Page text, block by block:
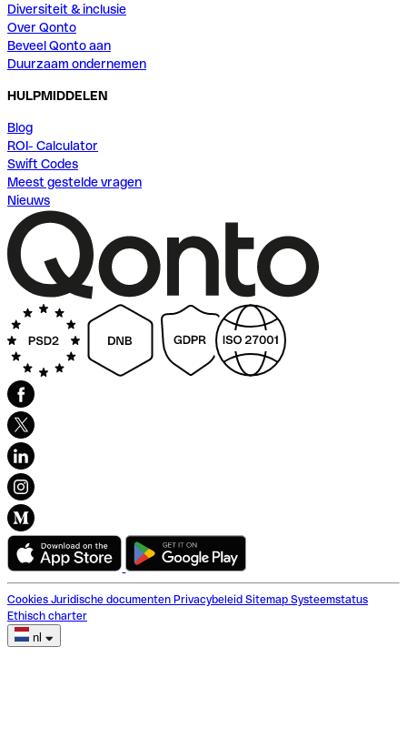
Diversiteit & inclusie
Over Qonto
Beveel Qonto aan
Duurzaam ondernemen
HULPMIDDELEN
Blog
ROI- Calculator
Swift Codes
Meest gestelde vragen
Nieuws
Cookies Juridische documenten Privacybeleid Sitemap Systeemstatus
Ethisch charter
nl